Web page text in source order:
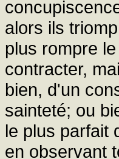
alors ils
plus rompre
contracter,
bien, d'un
sainteté; ou
le plus parfait
en observant